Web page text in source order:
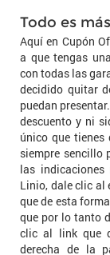
Todo es
Aquí en Cupón
a que tengas
con todas las
decidido quitar
puedan
descuento y ni
único que tienes
siempre sencillo
las indicaciones
Linio, dale clic al
que de esta
que por lo tanto
clic al link que
derecha de la